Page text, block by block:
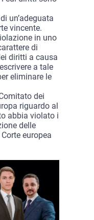
un’adeguata
vincente.
in uno
di
diritti a causa
a tale
eliminare le
dei
riguardo al
abbia violato i
delle
europea